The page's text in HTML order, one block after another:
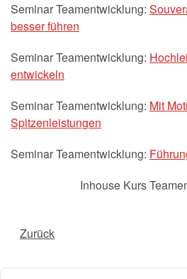
Seminar Teamentwicklung:
besser führen
Seminar Teamentwicklung:
entwickeln
Seminar Teamentwicklung: Mit
Spitzenleistungen
Seminar Teamentwicklung:
Inhouse Kurs
Zurück